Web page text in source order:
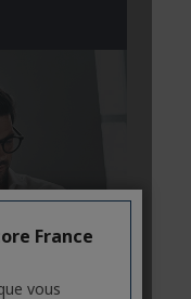
France
vous